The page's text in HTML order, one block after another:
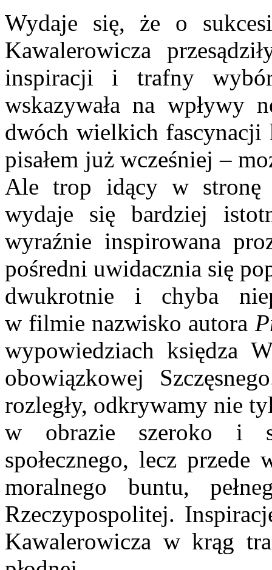
Wydaje się, że o
Kawalerowicza
inspiracji i trafny
wskazy­wała na wpływy
dwóch wielkich
pisałem już wcześniej –
Ale trop idący w stronę
wydaje się bardziej
wyraźnie inspirowana
pośredni uwidacznia się
dwukrotnie i chyba
w filmie nazwisko autora
wypo­wiedziach księdza
obowiązkowej
rozległy, odkrywamy nie
w ob­razie szeroko i
społecznego, lecz
moralnego buntu,
Rzeczypospoli­tej.
Kawalerowicza w krąg